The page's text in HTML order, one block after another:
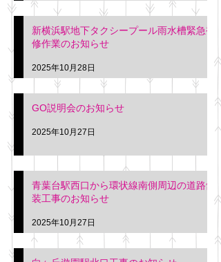
新横浜駅地下タクシープール雨水槽緊急補
修作業のお知らせ
2025年10月28日
GO説明会のお知らせ
2025年10月27日
青葉台駅西口から環状線南側周辺の道路舗
装工事のお知らせ
2025年10月27日